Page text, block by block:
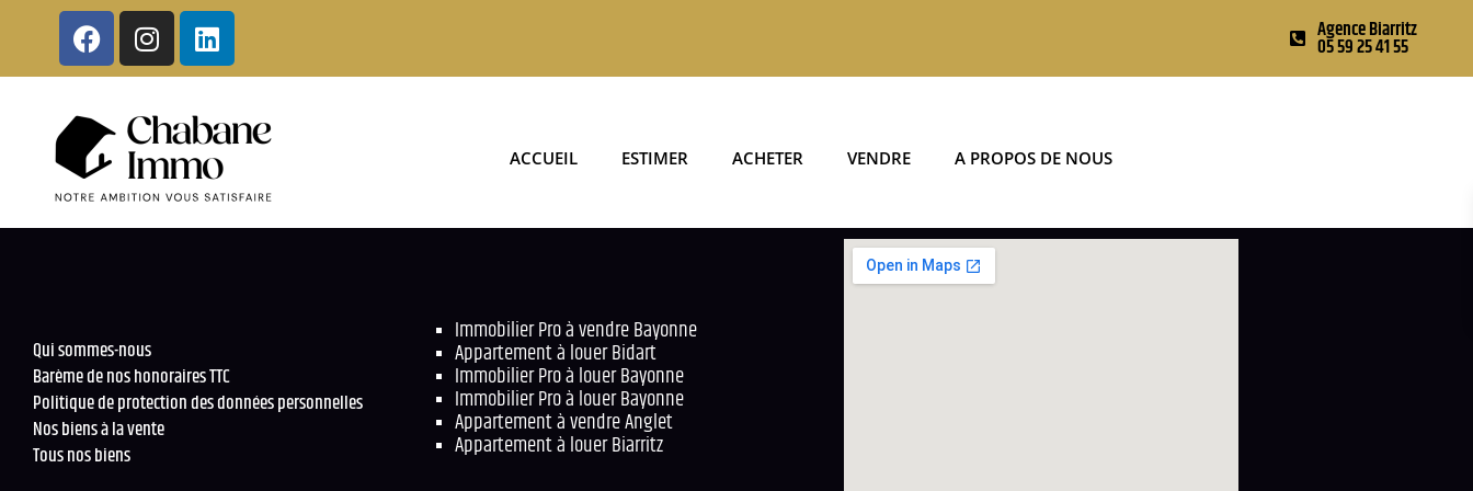
Agence Biarritz
05 59 25 41 55
ACCUEIL ESTIMER ACHETER VENDRE A PROPOS DE NOUS
Qui sommes-nous
Barème de nos honoraires TTC
Politique de protection des données personnelles
Nos biens à la vente
Tous nos biens
Immobilier Pro à vendre Bayonne
Appartement à louer Bidart
Immobilier Pro à louer Bayonne
Immobilier Pro à louer Bayonne
Appartement à vendre Anglet
Appartement à louer Biarritz